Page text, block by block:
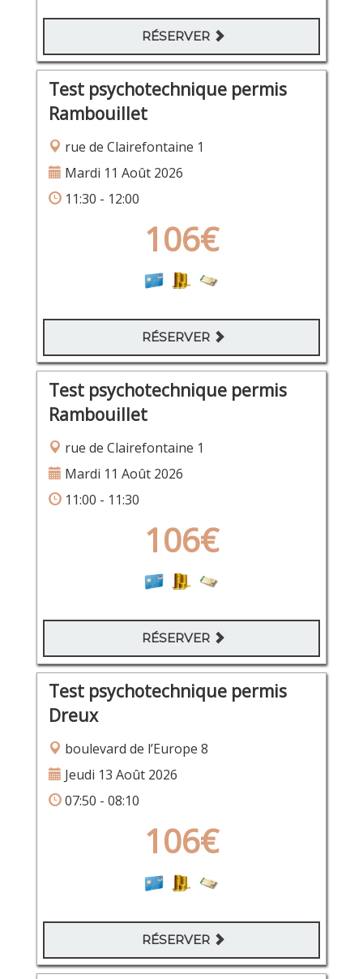
RÉSERVER
Test psychotechnique permis
Rambouillet
rue de Clairefontaine 1
Mardi 11 Août 2026
11:30 - 12:00
106€
RÉSERVER
Test psychotechnique permis
Rambouillet
rue de Clairefontaine 1
Mardi 11 Août 2026
11:00 - 11:30
106€
RÉSERVER
Test psychotechnique permis
Dreux
boulevard de l’Europe 8
Jeudi 13 Août 2026
07:50 - 08:10
106€
RÉSERVER